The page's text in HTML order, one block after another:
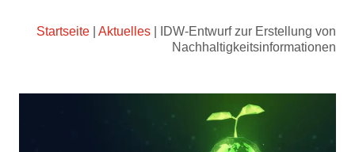
Startseite Aktuelles
IDW-Entwurf zur Erstellung von
Nachhaltigkeitsinformationen